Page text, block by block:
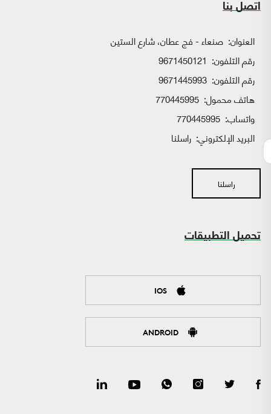
اتصل بنا
العنوان: صنعاء - فج عطان، شارع الستين
رقم التلفون: 9671450121
رقم التلفون: 9671445993
هاتف محمول: 770445995
واتساب:
البريد الإلكتروني: راسلنا
راسلنا
تحميل التطبيقات
IOS
ANDROID